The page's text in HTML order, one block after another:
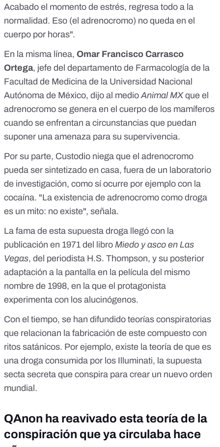
Acabado el momento de estrés, regresa todo a la
normalidad. Eso (el adrenocromo) no queda en el
cuerpo por horas".
En la misma línea, Omar Francisco Carrasco
Ortega, jefe del departamento de Farmacología de la
Facultad de Medicina de la Universidad Nacional
Autónoma de México, dijo al medioAnimal MXque el
adrenocromo se genera en el cuerpo de los mamíferos
cuando se enfrentan a circunstancias que puedan
suponer una amenaza para su supervivencia.
Por su parte, Custodio niega que el adrenocromo
pueda ser sintetizado en casa, fuera de un laboratorio
de investigación, como sí ocurre por ejemplo con la
cocaína. "La existencia de adrenocromo como droga
es un mito: no existe", señala.
La fama de esta supuesta droga llegó con la
publicación en 1971 del libro Miedo y asco en Las
Vegas, del periodista H.S. Thompson, y su posterior
adaptación a la pantalla en la película del mismo
nombre de 1998, en la que el protagonista
experimenta con los alucinógenos.
Con el tiempo, se han difundido teorías conspiratorias
que relacionan la fabricación de este compuesto con
ritos satánicos. Por ejemplo, existe la teoría de que es
una droga consumida por los Illuminati, la supuesta
secta secreta que conspira para crear un nuevo orden
mundial .
QAnon ha reavivado esta teoría de la
conspiración que ya circulaba hace